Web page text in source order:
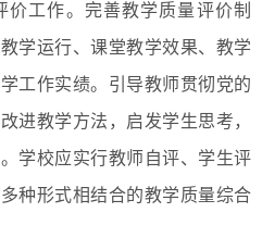
工作。完善教学质量评价制
学运行、课堂教学效果、教学
工作实绩。引导教师贯彻党的
进教学方法，启发学生思考，
学校应实行教师自评、学生评
种形式相结合的教学质量综合